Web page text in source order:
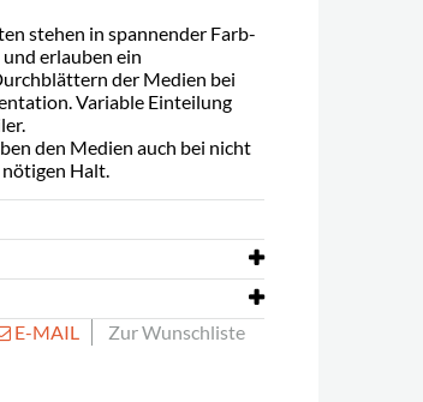
stehen in spannender Farb-
erlauben ein
der Medien bei
Variable Einteilung
den Medien auch bei nicht
Halt.
Spanplatte,
Doppelseitiger Medientrog
E-MAIL Zur Wunschliste